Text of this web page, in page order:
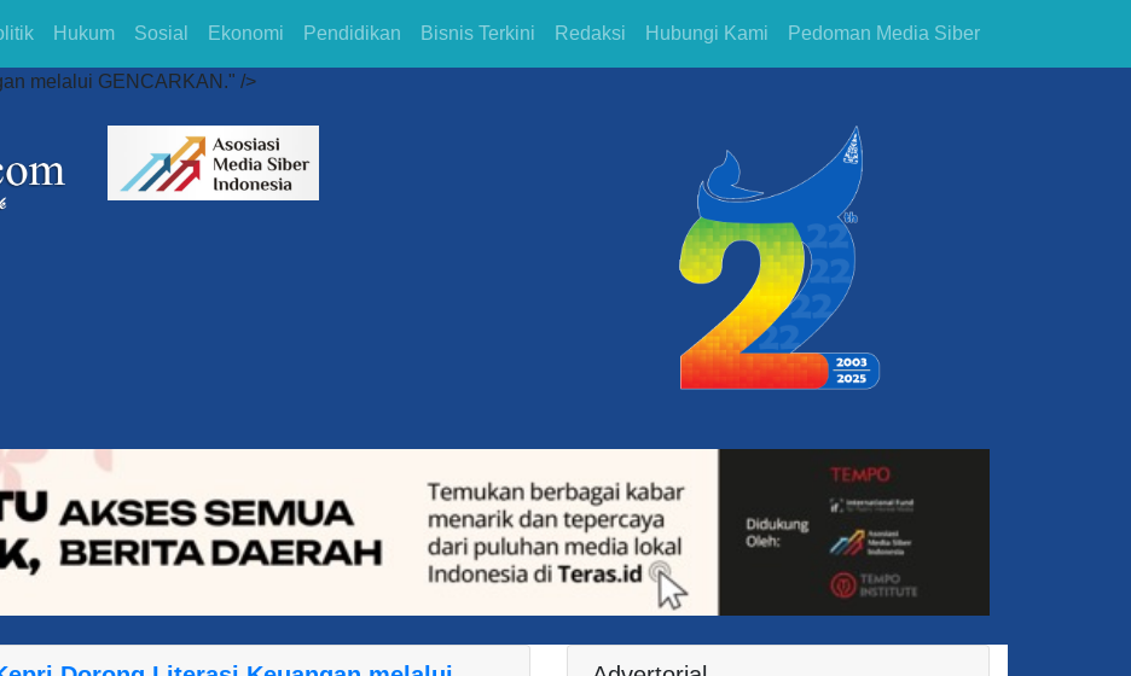
melalui GENCARKAN." />
Hukum Sosial Ekonomi Pendidikan Bisnis Terkini Redaksi Hubungi Kami Pedoman Media Siber